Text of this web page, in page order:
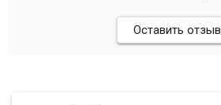
Оставить отзыв